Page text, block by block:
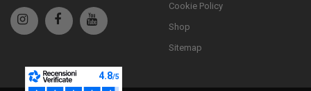
Cookie Policy
Shop
Sitemap